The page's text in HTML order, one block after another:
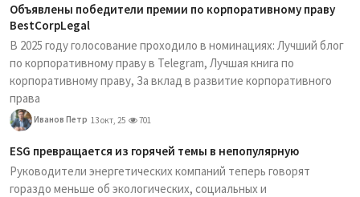
Объявлены победители премии по корпоративному праву
BestCorpLegal
В 2025 году голосование проходило в номинациях: Лучший блог
по корпоративному праву в Telegram, Лучшая книга по
корпоративному праву, За вклад в развитие корпоративного
права
Иванов Петр 13 окт, 25 701
ESG превращается из горячей темы в непопулярную
Руководители энергетических компаний теперь говорят
гораздо меньше об экологических, социальных и